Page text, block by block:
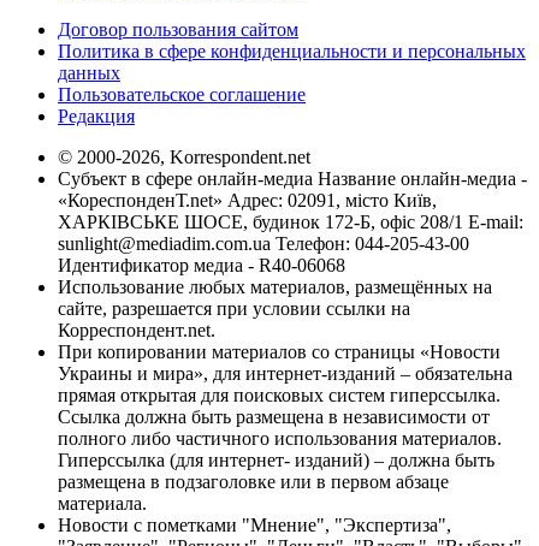
Договор пользования сайтом
Политика в сфере конфиденциальности и персональных
данных
Пользовательское соглашение
Редакция
© 2000-2026, Korrespondent.net
Субъект в сфере онлайн-медиа Название онлайн-медиа -
«КореспонденТ.net» Адрес: 02091, місто Київ,
ХАРКІВСЬКЕ ШОСЕ, будинок 172-Б, офіс 208/1 E-mail:
sunlight@mediadim.com.ua Телефон: 044-205-43-00
Идентификатор медиа - R40-06068
Использование любых материалов, размещённых на
сайте, разрешается при условии ссылки на
Корреспондент.net.
При копировании материалов со страницы «Новости
Украины и мира», для интернет-изданий – обязательна
прямая открытая для поисковых систем гиперссылка.
Ссылка должна быть размещена в независимости от
полного либо частичного использования материалов.
Гиперссылка (для интернет- изданий) – должна быть
размещена в подзаголовке или в первом абзаце
материала.
Новости с пометками "Мнение", "Экспертиза",